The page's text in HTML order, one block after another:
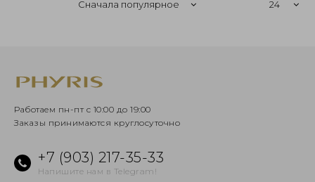
Работаем пн-пт с 10:00 до 19:00
Заказы принимаются круглосуточно
+7 (903) 217-35-33
Напишите нам в Telegram!